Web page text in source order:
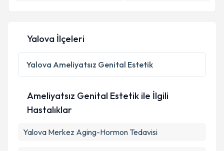
Yalova İlçeleri
Yalova Ameliyatsız Genital Estetik
Ameliyatsız Genital Estetik ile İlgili
Hastalıklar
Yalova Merkez Aging-Hormon Tedavisi